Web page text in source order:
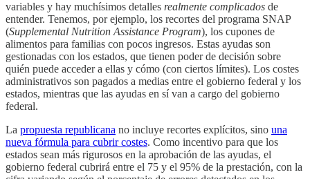
variables y hay muchísimos detalles realmente complicados de
entender. Tenemos, por ejemplo, los recortes del programa SNAP
(Supplemental Nutrition Assistance Program), los cupones de
alimentos para familias con pocos ingresos. Estas ayudas son
gestionadas con los estados, que tienen poder de decisión sobre
quién puede acceder a ellas y cómo (con ciertos límites). Los costes
administrativos son pagados a medias entre el gobierno federal y los
estados, mientras que las ayudas en sí van a cargo del gobierno
federal.
La propuesta republicana no incluye recortes explícitos, sino una
nueva fórmula para cubrir costes. Como incentivo para que los
estados sean más rigurosos en la aprobación de las ayudas, el
gobierno federal cubrirá entre el 75 y el 95% de la prestación, con la